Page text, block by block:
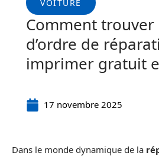
VOITURE
Comment trouver
d’ordre de
imprimer gratuit
17 novembre 2025
Dans le monde dynamique de la